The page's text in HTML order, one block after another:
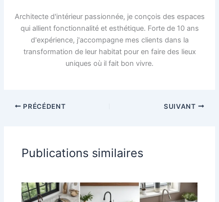
Architecte d'intérieur passionnée, je conçois des espaces
qui allient fonctionnalité et esthétique. Forte de 10 ans
d'expérience, j'accompagne mes clients dans la
transformation de leur habitat pour en faire des lieux
uniques où il fait bon vivre.
PRÉCÉDENT SUIVANT
Publications similaires